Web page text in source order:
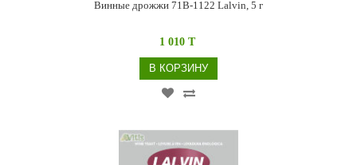
Винные дрожжи 71B-1122 Lalvin, 5 г
1 010 T
В КОРЗИНУ